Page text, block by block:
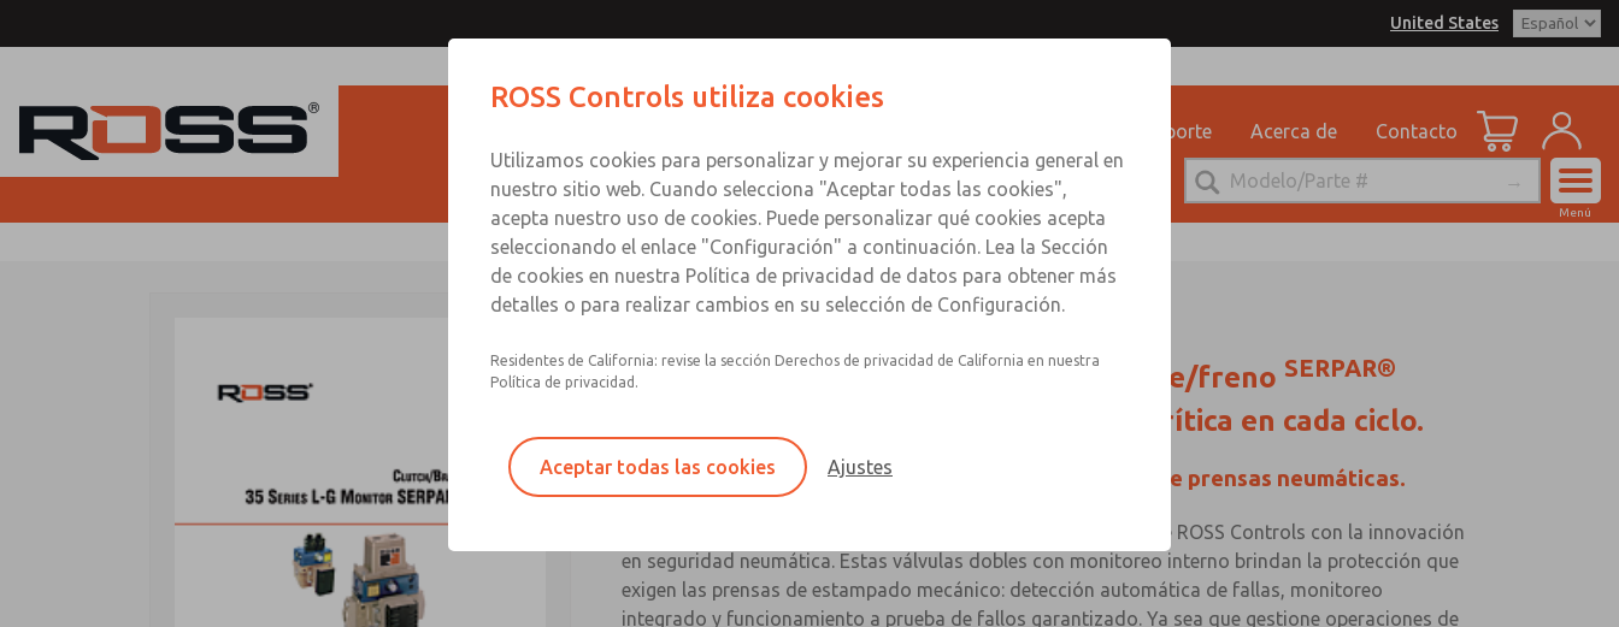
United States
Soporte Acerca de Contacto
Cuenta
Menú
Válvulas dobles de control de embrague/freno SERPAR®
Serie 35 de ROSS Controls: seguridad crítica en cada ciclo.
El estándar industrial para el control supervisado de prensas neumáticas.
representa más de un siglo de compromiso de ROSS Controls con la innovación
en seguridad neumática. Estas válvulas dobles con monitoreo interno brindan la protección que
exigen las prensas de estampado mecánico: detección automática de fallas, monitoreo
integrado y funcionamiento a prueba de fallos garantizado. Ya sea que gestione operaciones de
ROSS Controls utiliza cookies
Utilizamos cookies para personalizar y mejorar su experiencia general en
nuestro sitio web. Cuando selecciona "Aceptar todas las cookies",
acepta nuestro uso de cookies. Puede personalizar qué cookies acepta
seleccionando el enlace "Configuración" a continuación. Lea la Sección
de cookies en nuestra Política de privacidad de datos para obtener más
detalles o para realizar cambios en su selección de Configuración.
Residentes de California: revise la sección Derechos de privacidad de California en nuestra
Política de privacidad.
Aceptar todas las cookies Ajustes